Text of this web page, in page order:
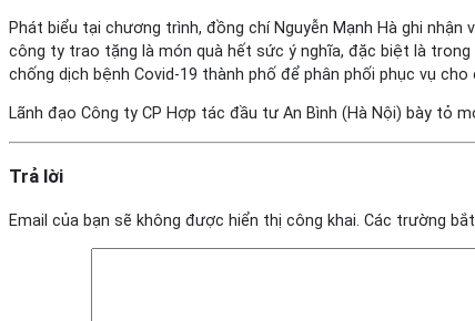
Phát biểu tại chương trình, đồng chí Nguyễn Mạnh Hà ghi
công ty trao tặng là món quà hết sức ý nghĩa, đặc biệt là
chống dịch bệnh Covid-19 thành phố để phân phối phục vụ
Lãnh đạo Công ty CP Hợp tác đầu tư An Bình (Hà Nội) bày tỏ
Trả lời
Email của bạn sẽ không được hiển thị công khai. Các trường